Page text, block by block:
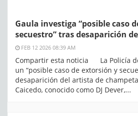
Gaula investiga “posible caso
secuestro” tras desaparición de
FEB 12 2026 08:39 AM
Compartir esta noticia La Policía
un “posible caso de extorsión y
desaparición del artista de champeta
Caicedo, conocido como DJ Dever,...